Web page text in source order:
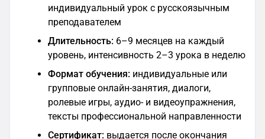
индивидуальный урок с русскоязычным
преподавателем
Длительность: 6–9 месяцев на каждый
уровень, интенсивность 2–3 урока в неделю
Формат обучения: индивидуальные или
групповые онлайн-занятия, диалоги,
ролевые игры, аудио- и видеоупражнения,
тексты профессиональной направленности
Сертификат: выдается после окончания